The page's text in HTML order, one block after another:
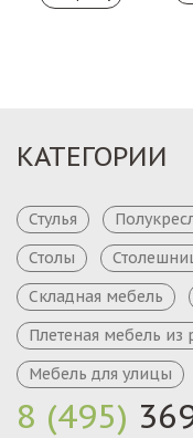
8 (495)
КАТЕГОРИИ
Стулья
Столы
Складная мебель
Плетеная мебель из
Мебель для улицы